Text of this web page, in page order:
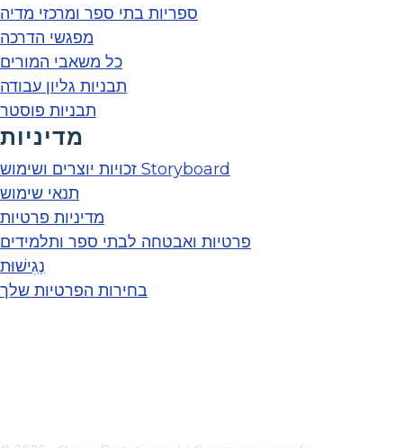
ספריות בתי ספר ומרכזי מדיה
מפגשי הדרכה
כל משאבי המורים
תבניות גליון עבודה
תבניות פוסטר
מדיניות
זכויות יוצרים ושימוש Storyboard
תנאי שימוש
מדיניות פרטיות
פרטיות ואבטחה לבתי ספר ותלמידים
נְגִישׁוּת
בחירות הפרטיות שלך